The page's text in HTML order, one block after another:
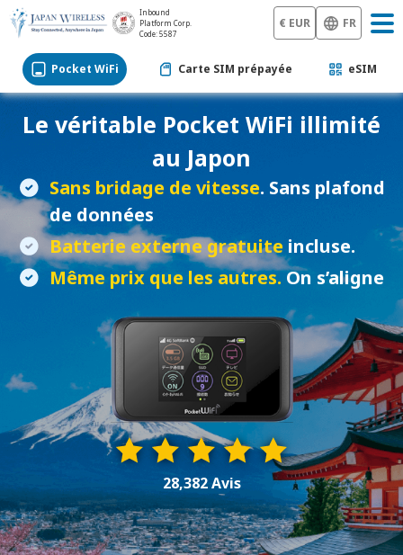
Inbound
Platform Corp.
Code: 5587
€ EUR FR
Pocket WiFi Carte SIM prépayée eSIM
Le véritable Pocket WiFi illimité
au Japon
Sans bridage de vitesse. Sans plafond
de données
Batterie externe gratuite incluse.
Même prix que les autres.On s’aligne
28,382 Avis